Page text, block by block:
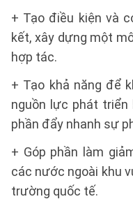
+ Tạo điều kiện và
kết, xây dựng một
hợp tác.
+ Tạo khả năng để
nguồn lực phát triển
phần đẩy nhanh sự
+ Góp phần làm
các nước ngoài khu
trường quốc tế.